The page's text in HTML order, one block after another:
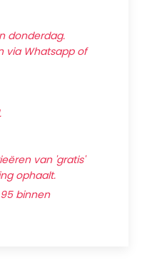
donderdag.
via Whatsapp of
van 'gratis'
ophaalt.
binnen